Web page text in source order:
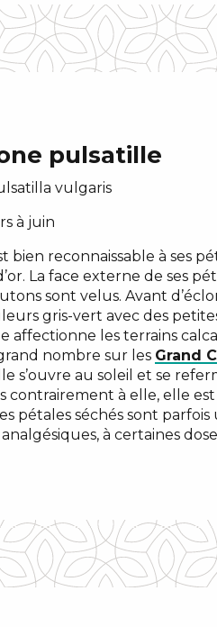
pulsatille
vulgaris
à juin
bien reconnaissable à ses
La face externe de ses
sont velus. Avant
gris-vert avec des
affectionne les terrains
nombre sur les Grand
s’ouvre au soleil et se
contrairement à elle, elle
pétales séchés sont
à certaines